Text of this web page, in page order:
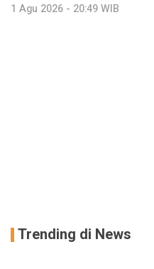
1 Agu 2026 - 20:49 WIB
Trending di News